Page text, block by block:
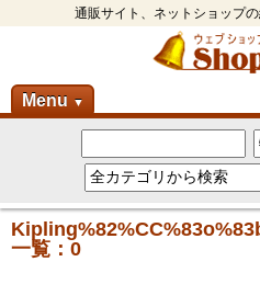
通販サイト、ネットショップ
Menu ▼
一覧：0